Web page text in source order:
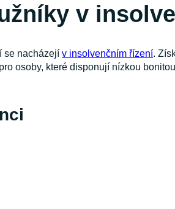
v
se nacházejí v insolvenčním řízení.
osoby, které disponují nízkou